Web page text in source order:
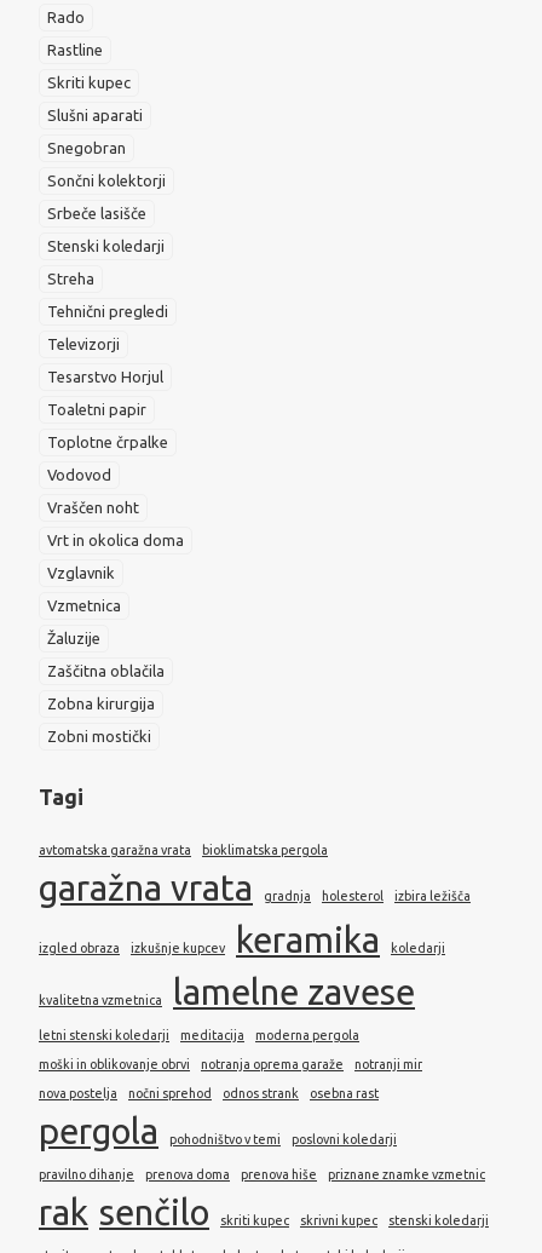
Rado
Rastline
Skriti kupec
Slušni aparati
Snegobran
Sončni kolektorji
Srbeče lasišče
Stenski koledarji
Streha
Tehnični pregledi
Televizorji
Tesarstvo Horjul
Toaletni papir
Toplotne črpalke
Vodovod
Vraščen noht
Vrt in okolica doma
Vzglavnik
Vzmetnica
Žaluzije
Zaščitna oblačila
Zobna kirurgija
Zobni mostički
Tagi
avtomatska garažna vrata bioklimatska pergola
garažna vrata gradnja holesterol izbira ležišča
izgled obraza izkušnje kupcev keramika koledarji
kvalitetna vzmetnica lamelne zavese
letni stenski koledarji meditacija
moderna pergola
moški in oblikovanje obrvi
notranja oprema garaže
notranji mir
nova postelja
nočni sprehod odnos strank osebna rast
pergola pohodništvo v temi poslovni koledarji
pravilno dihanje prenova doma prenova hiše priznane znamke vzmetnic
rak senčilo skriti kupec skrivni kupec stenski koledarji